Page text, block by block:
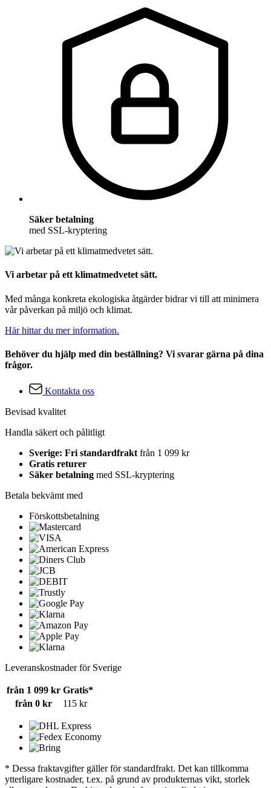
Säker betalning
med SSL-kryptering
Vi arbetar på ett klimatmedvetet sätt.
Med många konkreta ekologiska åtgärder bidrar vi till att minimera
vår påverkan på miljö och klimat.
Här hittar du mer information.
Behöver du hjälp med din beställning? Vi svarar gärna på dina
frågor.
Kontakta oss
Bevisad kvalitet
Handla säkert och pålitligt
Sverige: Fri standardfrakt från 1 099 kr
Gratis returer
Säker betalning med SSL-kryptering
Betala bekvämt med
Förskottsbetalning
Leveranskostnader för Sverige
från 1 099 kr Gratis*
från 0 kr
115 kr
* Dessa fraktavgifter gäller för standardfrakt. Det kan tillkomma
ytterligare kostnader, t.ex. på grund av produkternas vikt, storlek